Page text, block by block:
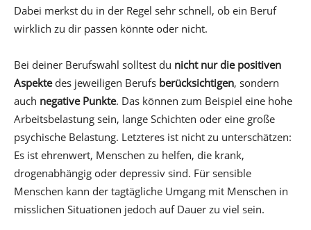
Dabei merkst du in der Regel sehr schnell, ob ein Beruf
wirklich zu dir passen könnte oder nicht.
Bei deiner Berufswahl solltest du nicht nur die positiven
Aspektedes jeweiligen Berufs berücksichtigen, sondern
auch negative Punkte. Das können zum Beispiel eine hohe
Arbeitsbelastung sein, lange Schichten oder eine große
psychische Belastung. Letzteres ist nicht zu unterschätzen:
Es ist ehrenwert, Menschen zu helfen, die krank,
drogenabhängig oder depressiv sind. Für sensible
Menschen kann der tagtägliche Umgang mit Menschen in
misslichen Situationen jedoch auf Dauer zu viel sein.